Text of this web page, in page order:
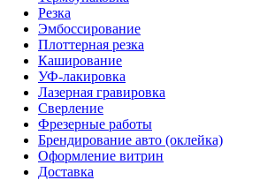
Резка
Эмбоссирование
Плоттерная резка
Каширование
УФ-лакировка
Лазерная гравировка
Сверление
Фрезерные работы
Брендирование авто (оклейка)
Оформление витрин
Доставка